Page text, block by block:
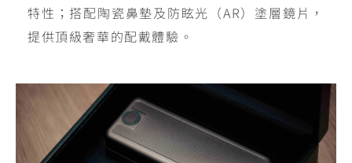
特性；搭配陶瓷鼻墊及防眩光（AR）塗層鏡片，
提供頂級奢華的配戴體驗。